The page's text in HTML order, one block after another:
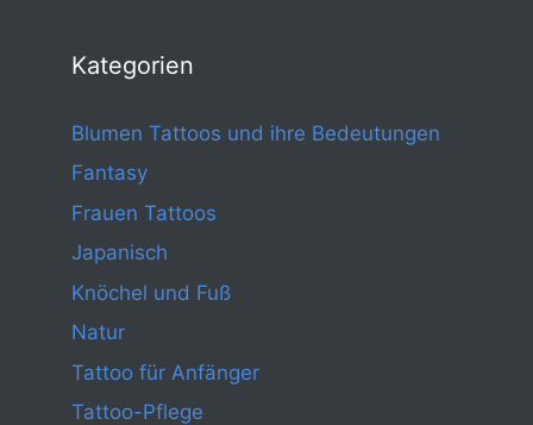
Kategorien
Blumen Tattoos und ihre Bedeutungen
Fantasy
Frauen Tattoos
Japanisch
Knöchel und Fuß
Natur
Tattoo für Anfänger
Tattoo-Pflege